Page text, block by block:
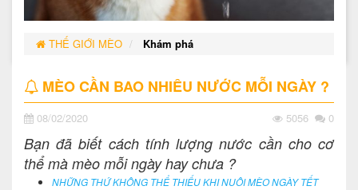
THẾ GIỚI MÈO Khám phá
MÈO CẦN BAO NHIÊU NƯỚC MỖI NGÀY ?
08/02/2020 5056 0
Bạn đã biết cách tính lượng nước cần cho cơ
thể mà mèo mỗi ngày hay chưa ?
NHỮNG THỨ KHÔNG THỂ THIẾU KHI NUÔI MÈO NGÀY TẾT